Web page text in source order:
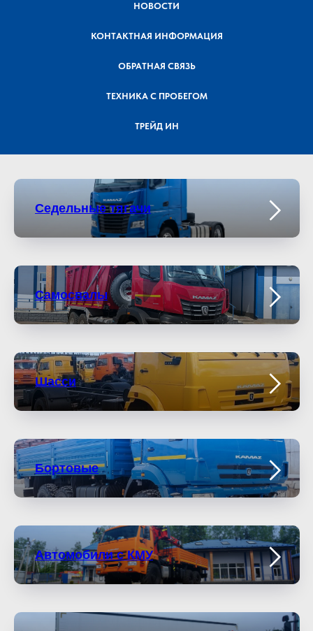
НОВОСТИ
КОНТАКТНАЯ ИНФОРМАЦИЯ
ОБРАТНАЯ СВЯЗЬ
ТЕХНИКА С ПРОБЕГОМ
ТРЕЙД ИН
Седельные тягачи
Самосвалы
Шасси
Бортовые
Автомобили с КМУ